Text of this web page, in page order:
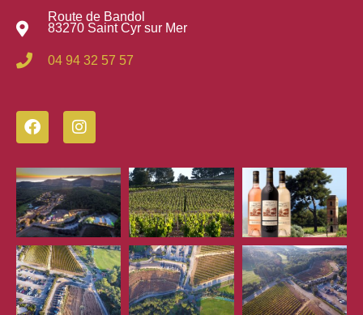
Route de Bandol
83270 Saint Cyr sur Mer
04 94 32 57 57